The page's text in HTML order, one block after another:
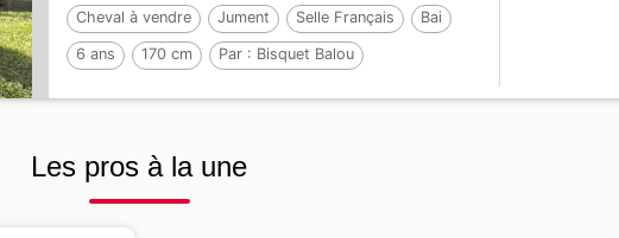
Cheval à vendre Jument Selle Français Bai
6 ans 170 cm Par : Bisquet Balou
Les pros à la une